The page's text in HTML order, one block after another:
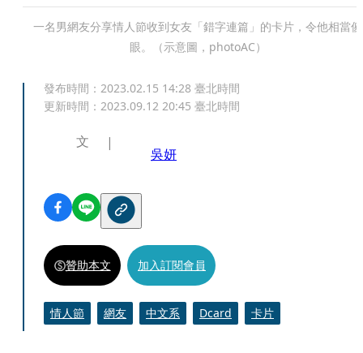
一名男網友分享情人節收到女友「錯字連篇」的卡片，令他相當傻
眼。（示意圖，photoAC）
發布時間： 2023.02.15 14:28 臺北時間
更新時間： 2023.09.12 20:45 臺北時間
文
吳妍
贊助本文 加入訂閱會員
情人節 網友 中文系 Dcard 卡片